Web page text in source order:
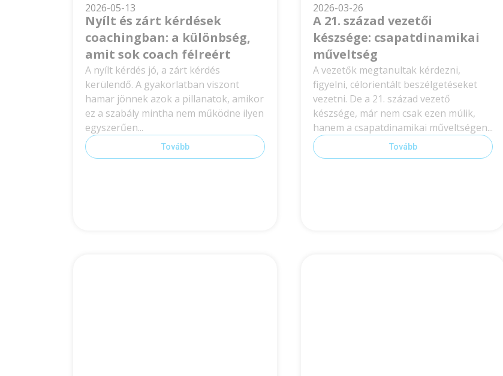
2026-05-13
Nyílt és zárt kérdések
coachingban: a különbség,
amit sok coach félreért
A nyílt kérdés jó, a zárt kérdés
kerülendő. A gyakorlatban viszont
hamar jönnek azok a pillanatok, amikor
ez a szabály mintha nem működne ilyen
egyszerűen...
Tovább
2026-03-26
A 21. század vezetői
készsége: csapatdinamikai
műveltség
A vezetők megtanultak kérdezni,
figyelni, célorientált beszélgetéseket
vezetni. De a 21. század vezető
készsége, már nem csak ezen múlik,
hanem a csapatdinamikai műveltségen...
Tovább